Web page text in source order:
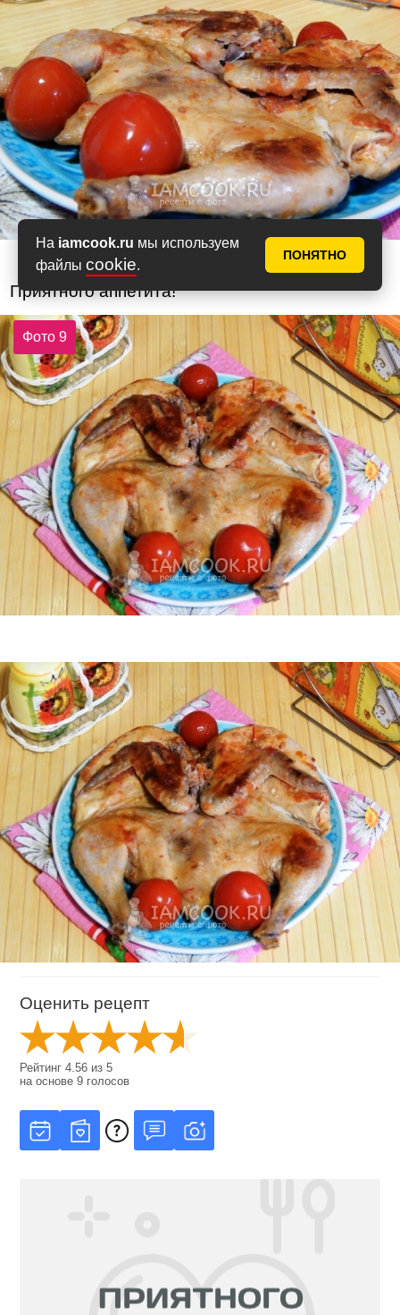
На iamcook.ru мы используем
файлы cookie.
ПОНЯТНО
Приятного аппетита!
Фото 9
Оценить рецепт
Рейтинг4.56 из5
на основе9 голосов